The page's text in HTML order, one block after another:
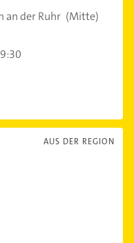
an der Ruhr (Mitte)
AUS DER REGION